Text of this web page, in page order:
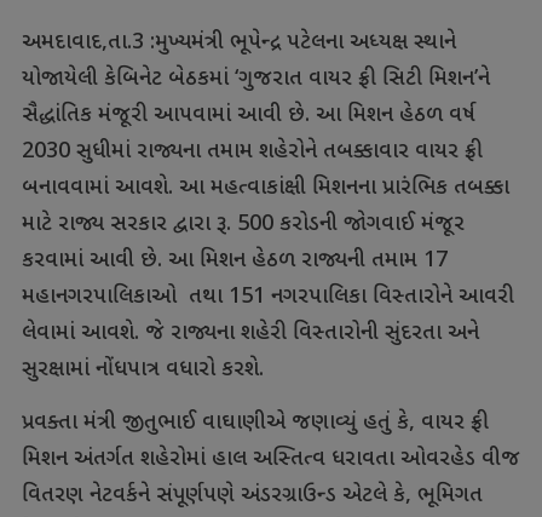
અમદાવાદ,તા.3 :મુખ્યમંત્રી ભૂપેન્દ્ર પટેલના અધ્યક્ષ સ્થાને
યોજાયેલી કેબિનેટ બેઠકમાં ‘ગુજરાત વાયર ફ્રી સિટી મિશન’ને
સૈદ્ધાંતિક મંજૂરી આપવામાં આવી છે. આ મિશન હેઠળ વર્ષ
2030 સુધીમાં રાજ્યના તમામ શહેરોને તબક્કાવાર વાયર ફ્રી
બનાવવામાં આવશે. આ મહત્વાકાંક્ષી મિશનના પ્રારંભિક તબક્કા
માટે રાજ્ય સરકાર દ્વારા રૂ. 500 કરોડની જોગવાઈ મંજૂર
કરવામાં આવી છે. આ મિશન હેઠળ રાજ્યની તમામ 17
મહાનગરપાલિકાઓ તથા 151 નગરપાલિકા વિસ્તારોને આવરી
લેવામાં આવશે. જે રાજ્યના શહેરી વિસ્તારોની સુંદરતા અને
સુરક્ષામાં નોંધપાત્ર વધારો કરશે.
પ્રવક્તા મંત્રી જીતુભાઈ વાઘાણીએ જણાવ્યું હતું કે, વાયર ફ્રી
મિશન અંતર્ગત શહેરોમાં હાલ અસ્તિત્વ ધરાવતા ઓવરહેડ વીજ
વિતરણ નેટવર્કને સંપૂર્ણપણે અંડરગ્રાઉન્ડ એટલે કે, ભૂમિગત